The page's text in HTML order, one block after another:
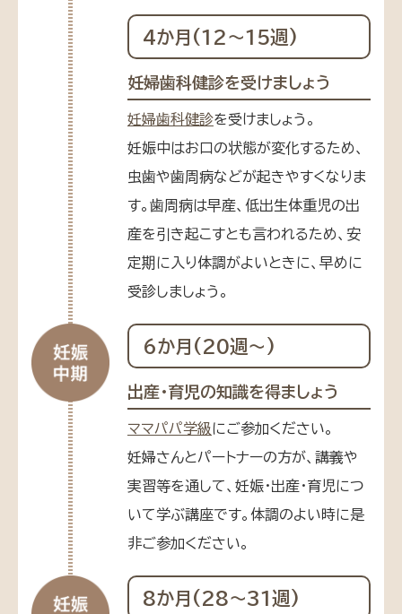
4か月(12〜15週)
妊婦歯科健診を受けましょう
妊婦歯科健診を受けましょう。
妊娠中はお口の状態が変化するため、
虫歯や歯周病などが起きやすくなりま
す。歯周病は早産、低出生体重児の出
産を引き起こすとも言われるため、安
定期に入り体調がよいときに、早めに
受診しましょう。
6か月(20週〜)
出産・育児の知識を得ましょう
ママパパ学級にご参加ください。
妊婦さんとパートナーの方が、講義や
実習等を通して、妊娠・出産・育児につ
いて学ぶ講座です。体調のよい時に是
非ご参加ください。
8か月(28〜31週)